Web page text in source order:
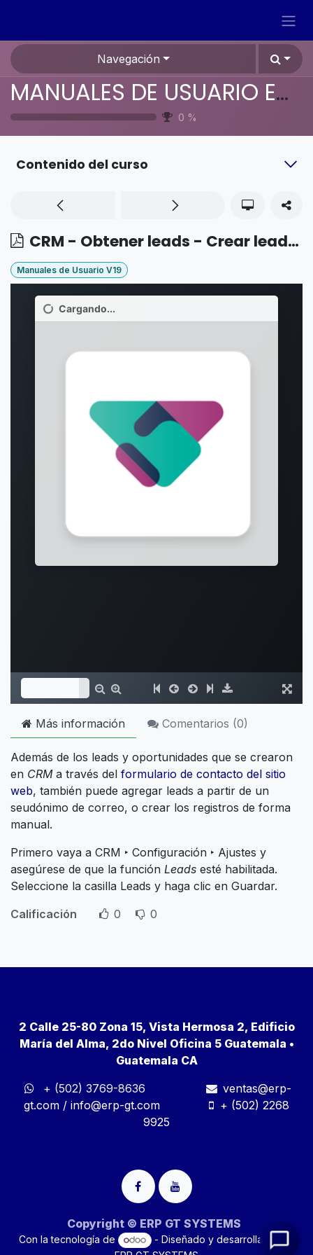
Navegación
MANUALES DE USUARIO EN ESPAÑOL ODOO 19
0 %
Contenido del curso
CRM - Obtener leads - Crear leads (desde un correo o de forma manual)
Manuales de Usuario V19
Más información Comentarios (0)
Además de los leads y oportunidades que se crearon
en CRMa través del formulario de contacto del sitio
web, también puede agregar leads a partir de un
seudónimo de correo, o crear los registros de forma
manual.
Primero vaya a CRM ‣ Configuración ‣ Ajustes y
asegúrese de que la función Leads esté habilitada.
Seleccione la casilla Leads y haga clic en Guardar.
Calificación
0 0
2 Calle 25-80 Zona 15, Vista Hermosa 2, Edificio
María del Alma, 2do Nivel Oficina 5 Guatemala •
Guatemala CA
+ (502) 3769-8636
ventas@erp-
gt.com / info@erp-gt.com
+ (502) 2268
9925
Copyright © ERP GT SYSTEMS
Con la tecnología de
- Diseñado y desarrollado por